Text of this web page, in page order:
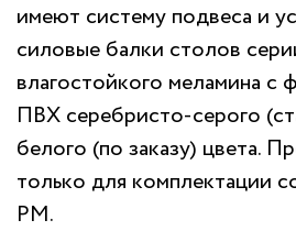
имеют систему подвеса и
силовые балки столов
влагостойкого меламина
ПВХ серебристо-серого
белого (по заказу) цвета.
только для комплектации
РМ.